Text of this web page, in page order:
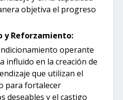
objetiva el progreso
y Reforzamiento:
operante
influido en la creación de
que utilizan el
para fortalecer
deseables y el castigo